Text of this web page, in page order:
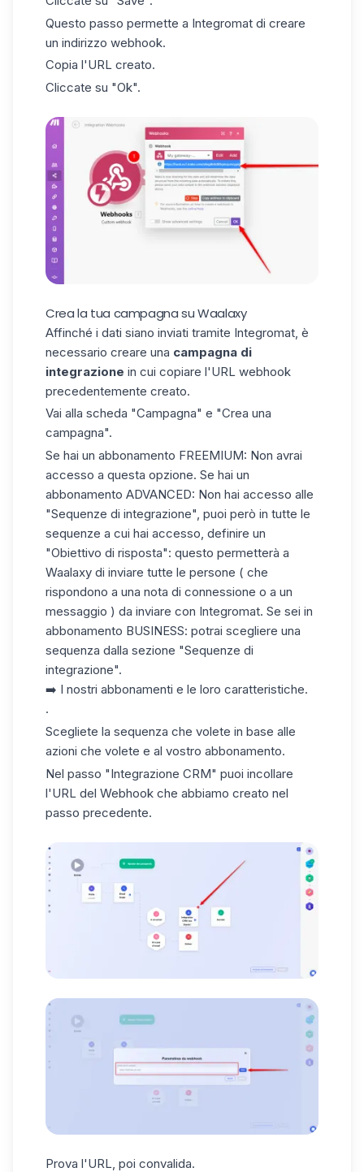
Questo passo permette a Integromat di creare
un indirizzo webhook.
Copia l'URL creato.
Cliccate su "Ok".
Crea la tua campagna su Waalaxy
Affinché i dati siano inviati tramite Integromat, è
necessario creare una campagna di
integrazione in cui copiare l'URL webhook
precedentemente creato.
Vai alla scheda "Campagna" e "Crea una
campagna".
Se hai un abbonamento FREEMIUM: Non avrai
accesso a questa opzione. Se hai un
abbonamento ADVANCED: Non hai accesso alle
"Sequenze di integrazione", puoi però in tutte le
sequenze a cui hai accesso, definire un
"Obiettivo di risposta": questo permetterà a
Waalaxy di inviare tutte le persone ( che
rispondono a una nota di connessione o a un
messaggio ) da inviare con Integromat. Se sei in
abbonamento BUSINESS: potrai scegliere una
sequenza dalla sezione "Sequenze di
integrazione".
➡️ I nostri abbonamenti e le loro caratteristiche.
.
Scegliete la sequenza che volete in base alle
azioni che volete e al vostro abbonamento.
Nel passo "Integrazione CRM" puoi incollare
l'URL del Webhook che abbiamo creato nel
passo precedente.
Prova l'URL, poi convalida.